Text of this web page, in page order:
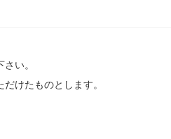
い。
けたものとします。